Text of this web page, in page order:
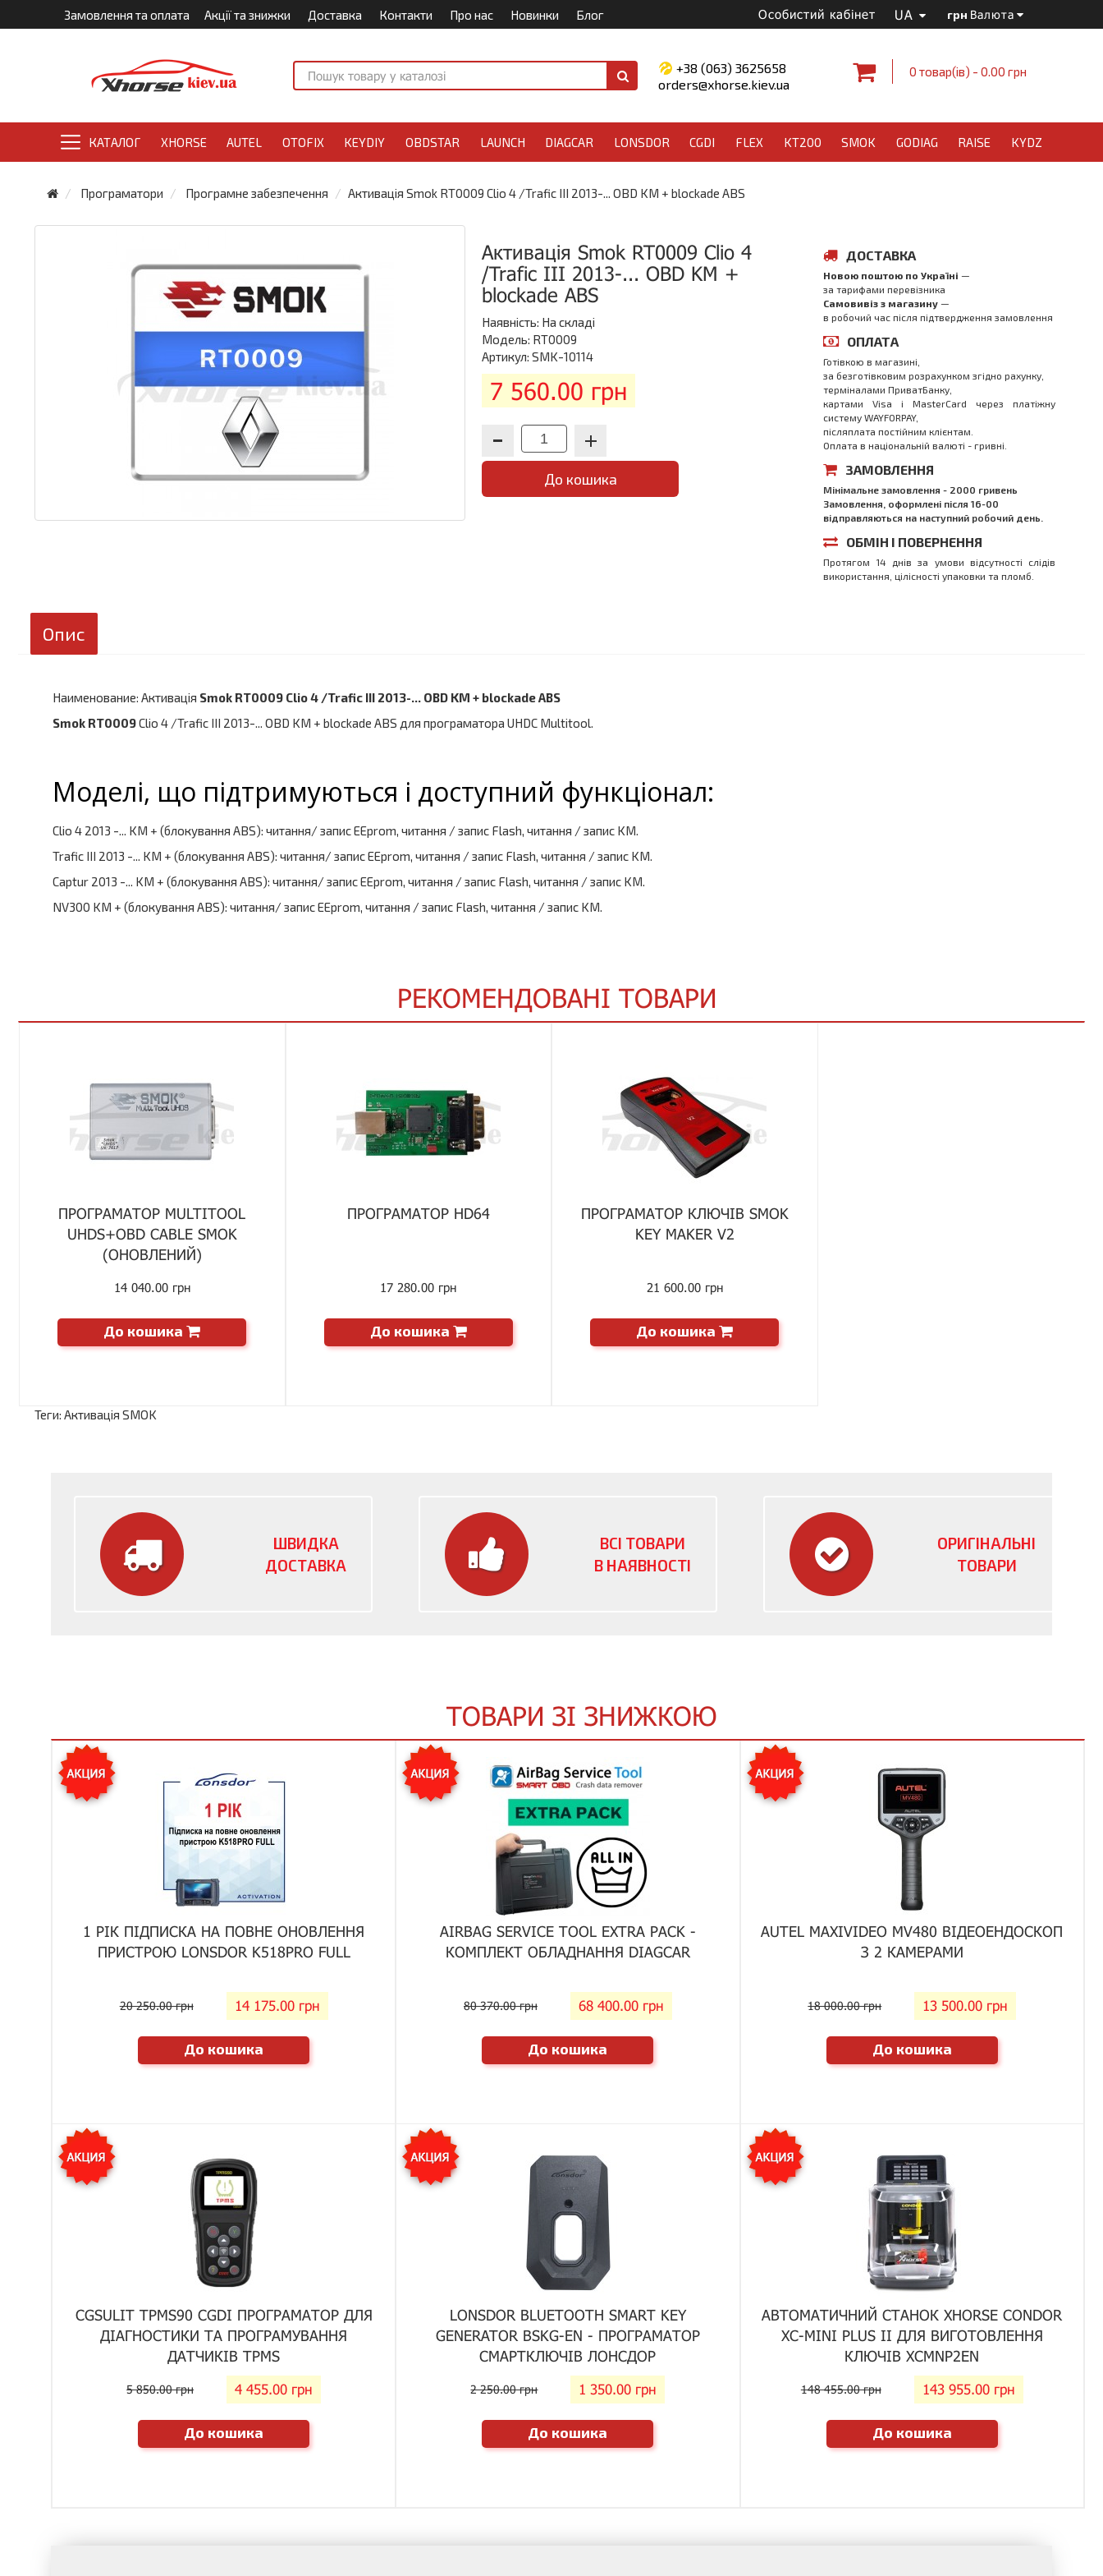
Замовлення та оплата Акції та знижки Доставка Контакти Про нас Новинки Блог Особистий кабінет UA грн Валюта
+38 (063) 3625658
orders@xhorse.kiev.ua
0 товар(ів) - 0.00 грн
КАТАЛОГ XHORSE AUTEL OTOFIX KEYDIY OBDSTAR LAUNCH DIAGCAR LONSDOR CGDI FLEX KT200 SMOK GODIAG RAISE KYDZ
Програматори Програмне забезпечення Активація Smok RT0009 Clio 4 /Trafic III 2013-... OBD KM + blockade ABS
Активація Smok RT0009 Clio 4
/Trafic III 2013-... OBD KM +
blockade ABS
Наявність: На складі
Модель: RT0009
Артикул: SMK-10114
7 560.00 грн
До кошика
ДОСТАВКА
Новою поштою по Україні —
за тарифами перевізника
Самовивіз з магазинy —
в робочий час після підтвердження замовлення
ОПЛАТА
Готівкою в магазині,
за безготівковим розрахунком згідно рахунку,
терміналами ПриватБанку,
картами Visa і MasterCard через платіжну
систему WAYFORPAY,
післяплата постійним клієнтам.
Оплата в національній валюті - гривні.
ЗАМОВЛЕННЯ
Мінімальне замовлення - 2000 гривень
Замовлення, оформлені після 16-00
відправляються на наступний робочий день.
ОБМІН І ПОВЕРНЕННЯ
Протягом 14 днів за умови відсутності слідів
використання, цілісності упаковки та пломб.
Опис
Наименование: Активація Smok RT0009 Clio 4 /Trafic III 2013-... OBD KM + blockade ABS
Smok RT0009Clio 4 /Trafic III 2013-... OBD KM + blockade ABS для програматора UHDC Multitool.
Моделі, що підтримуються і доступний функціонал:
Clio 4 2013 -... KM + (блокування ABS): читання/ запис EEprom, читання / запис Flash, читання / запис KM.
Trafic III 2013 -... KM + (блокування ABS): читання/ запис EEprom, читання / запис Flash, читання / запис KM.
Captur 2013 -... KM + (блокування ABS): читання/ запис EEprom, читання / запис Flash, читання / запис KM.
NV300 KM + (блокування ABS): читання/ запис EEprom, читання / запис Flash, читання / запис KM.
РЕКОМЕНДОВАНІ ТОВАРИ
ПРОГРАМАТОР MULTITOOL
UHDS+OBD CABLE SMOK
(ОНОВЛЕНИЙ)
14 040.00 грн
До кошика
ПРОГРАМАТОР HD64
17 280.00 грн
До кошика
ПРОГРАМАТОР КЛЮЧІВ SMOK
KEY MAKER V2
21 600.00 грн
До кошика
Теги: Активація SMOK
ШВИДКА
ДОСТАВКА
ВСІ ТОВАРИ
В НАЯВНОСТІ
ОРИГІНАЛЬНІ
ТОВАРИ
ТОВАРИ ЗІ ЗНИЖКОЮ
1 РІК ПІДПИСКА НА ПОВНЕ ОНОВЛЕННЯ
ПРИСТРОЮ LONSDOR K518PRO FULL
20 250.00 грн 14 175.00 грн
До кошика
AIRBAG SERVICE TOOL EXTRA PACK -
КОМПЛЕКТ ОБЛАДНАННЯ DIAGCAR
80 370.00 грн 68 400.00 грн
До кошика
AUTEL MAXIVIDEO MV480 ВІДЕОЕНДОСКОП
З 2 КАМЕРАМИ
18 000.00 грн 13 500.00 грн
До кошика
CGSULIT TPMS90 CGDI ПРОГРАМАТОР ДЛЯ
ДІАГНОСТИКИ ТА ПРОГРАМУВАННЯ
ДАТЧИКІВ TPMS
5 850.00 грн 4 455.00 грн
До кошика
LONSDOR BLUETOOTH SMART KEY
GENERATOR BSKG-EN - ПРОГРАМАТОР
СМАРТКЛЮЧІВ ЛОНСДОР
2 250.00 грн 1 350.00 грн
До кошика
АВТОМАТИЧНИЙ СТАНОК XHORSE CONDOR
XC-MINI PLUS II ДЛЯ ВИГОТОВЛЕННЯ
КЛЮЧІВ XCMNP2EN
148 455.00 грн 143 955.00 грн
До кошика